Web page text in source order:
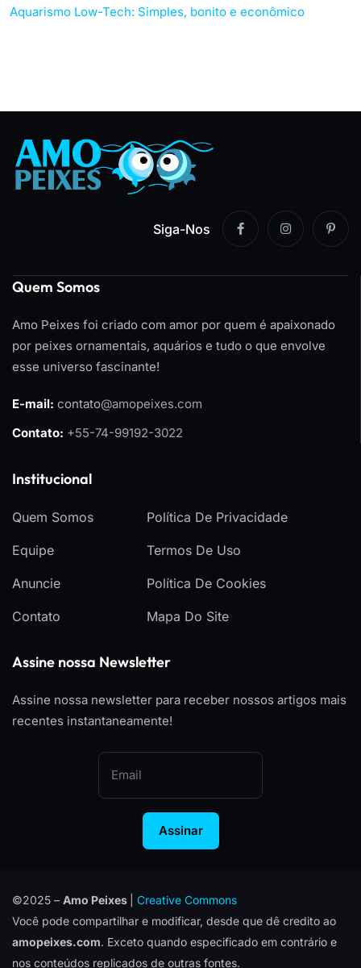
Aquarismo Low-Tech: Simples, bonito e econômico
Siga-Nos
Quem Somos
Amo Peixes foi criado com amor por quem é apaixonado
por peixes ornamentais, aquários e tudo o que envolve
esse universo fascinante!
E-mail: contato@amopeixes.com
Contato: +55-74-99192-3022
Institucional
Quem Somos
Equipe
Anuncie
Contato
Política De Privacidade
Termos De Uso
Política De Cookies
Mapa Do Site
Assine nossa Newsletter
Assine nossa newsletter para receber nossos artigos mais
recentes instantaneamente!
Assinar
©2025 – Amo Peixes
Creative Commons
Você pode compartilhar e modificar, desde que dê credito ao
amopeixes.com. Exceto quando especificado em contrário e
nos conteúdos replicados de outras fontes.